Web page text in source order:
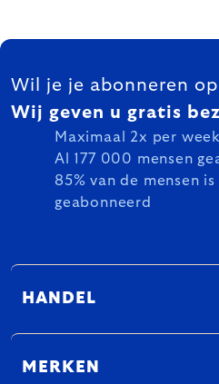
FOOTER
Wil je je abonneren
Wij geven u gratis
Maximaal 2x per week
Al 177 000 mensen
85% van de mensen
geabonneerd
HANDEL
MERKEN